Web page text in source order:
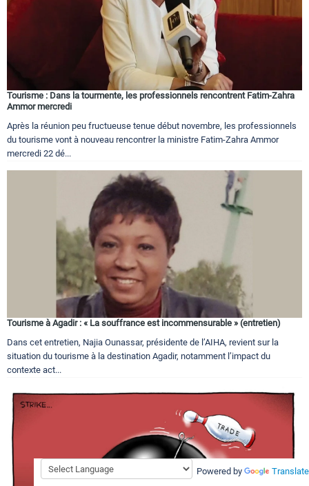
Tourisme : Dans la tourmente, les professionnels rencontrent Fatim-Zahra
Ammor mercredi
Après la réunion peu fructueuse tenue début novembre, les professionnels
du tourisme vont à nouveau rencontrer la ministre Fatim-Zahra Ammor
mercredi 22 dé...
Tourisme à Agadir : « La souffrance est incommensurable » (entretien)
Dans cet entretien, Najia Ounassar, présidente de l’AIHA, revient sur la
situation du tourisme à la destination Agadir, notamment l’impact du
contexte act...
Powered by Translate